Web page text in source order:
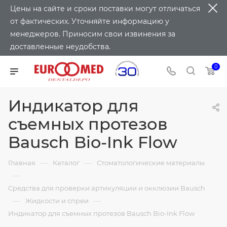
Цены на сайте и сроки поставки могут отличаться
от фактических. Уточняйте информацию у
менеджеров. Приносим свои извинения за
доставленные неудобства.
0
Индикатор для
съемных протезов
Bausch Bio-Ink Flow
Главная — Каталог — Стоматологические материалы
—
Средства для проверки артикуляции и окклюзии Bausch
— Жидкости и спреи —
Индикатор для съемных протезов Bausch Bio-Ink Flow